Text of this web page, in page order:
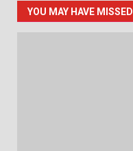
YOU MAY HAVE MISSED